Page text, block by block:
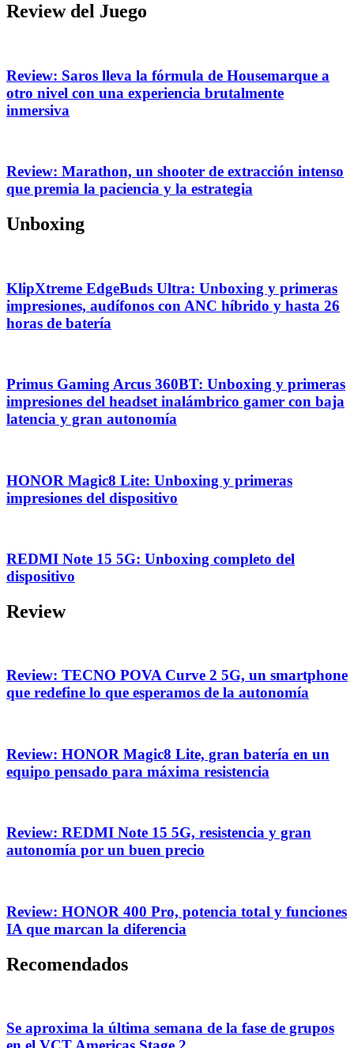
Review del Juego
Review: Saros lleva la fórmula de Housemarque a
otro nivel con una experiencia brutalmente
inmersiva
Review: Marathon, un shooter de extracción intenso
que premia la paciencia y la estrategia
Unboxing
KlipXtreme EdgeBuds Ultra: Unboxing y primeras
impresiones, audífonos con ANC híbrido y hasta 26
horas de batería
Primus Gaming Arcus 360BT: Unboxing y primeras
impresiones del headset inalámbrico gamer con baja
latencia y gran autonomía
HONOR Magic8 Lite: Unboxing y primeras
impresiones del dispositivo
REDMI Note 15 5G: Unboxing completo del
dispositivo
Review
Review: TECNO POVA Curve 2 5G, un smartphone
que redefine lo que esperamos de la autonomía
Review: HONOR Magic8 Lite, gran batería en un
equipo pensado para máxima resistencia
Review: REDMI Note 15 5G, resistencia y gran
autonomía por un buen precio
Review: HONOR 400 Pro, potencia total y funciones
IA que marcan la diferencia
Recomendados
Se aproxima la última semana de la fase de grupos